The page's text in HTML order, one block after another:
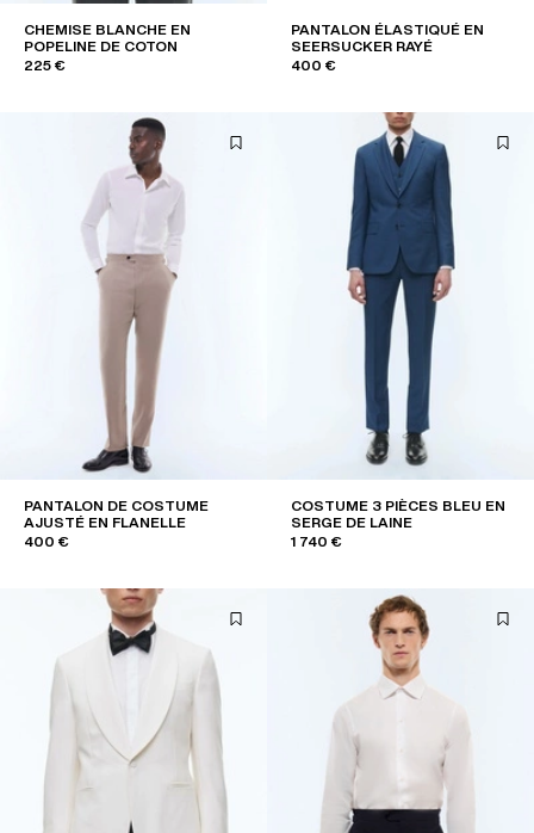
CHEMISE BLANCHE EN
POPELINE DE COTON
225 €
PANTALON ÉLASTIQUÉ EN
SEERSUCKER RAYÉ
400 €
PANTALON DE COSTUME
AJUSTÉ EN FLANELLE
400 €
COSTUME 3 PIÈCES BLEU EN
SERGE DE LAINE
1 740 €